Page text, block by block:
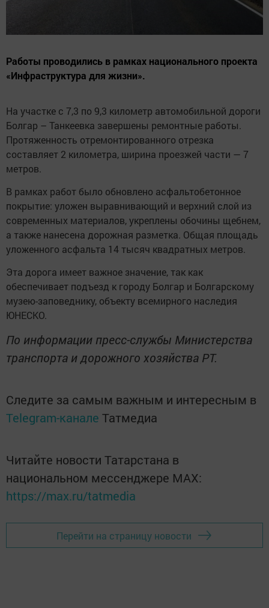
Работы проводились в рамках национального проекта
«Инфраструктура для жизни».
На участке с 7,3 по 9,3 километр автомобильной дороги
Болгар – Танкеевка завершены ремонтные работы.
Протяженность отремонтированного отрезка
составляет 2 километра, ширина проезжей части — 7
метров.
В рамках работ было обновлено асфальтобетонное
покрытие: уложен выравнивающий и верхний слой из
современных материалов, укреплены обочины щебнем,
а также нанесена дорожная разметка. Общая площадь
уложенного асфальта 14 тысяч квадратных метров.
Эта дорога имеет важное значение, так как
обеспечивает подъезд к городу Болгар и Болгарскому
музею-заповеднику, объекту всемирного наследия
ЮНЕСКО.
По информации пресс-службы Министерства
транспорта и дорожного хозяйства РТ.
Следите за самым важным и интересным в
Telegram-канале Татмедиа
Читайте новости Татарстана в
национальном мессенджере MАХ:
https://max.ru/tatmedia
Перейти на страницу новости